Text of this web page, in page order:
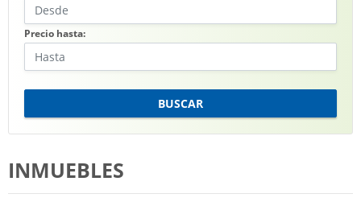
Precio hasta:
BUSCAR
INMUEBLES